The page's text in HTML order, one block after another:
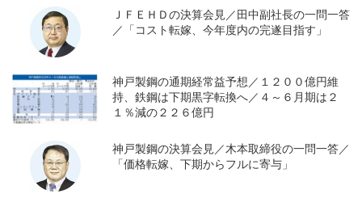
ＪＦＥＨＤの決算会見／田中副社長の一問一答
／「コスト転嫁、今年度内の完遂目指す」
神戸製鋼の通期経常益予想／１２００億円維
持、鉄鋼は下期黒字転換へ／４～６月期は２
１％減の２２６億円
神戸製鋼の決算会見／木本取締役の一問一答／
「価格転嫁、下期からフルに寄与」